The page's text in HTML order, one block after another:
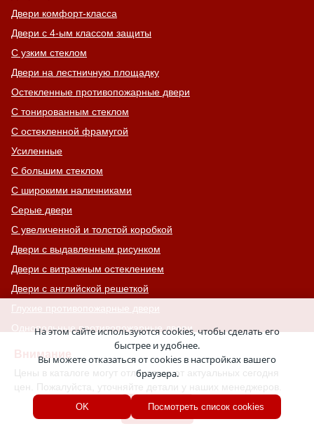
Внимание
Цены в каталоге могут отличаться от актуальных сегодня
цен. Пожалуйста, уточняйте детали у наших менеджеров.
Хорошо
Двери комфорт-класса
Двери с 4-ым классом защиты
С узким стеклом
Двери на лестничную площадку
Остекленные противопожарные двери
С тонированным стеклом
С остекленной фрамугой
Усиленные
С большим стеклом
С широкими наличниками
Серые двери
С увеличенной и толстой коробкой
Двери с выдавленным рисунком
Двери с витражным остеклением
Двери с английской решеткой
Глухие противопожарные двери
Однопольные противопожарные двери
Двери со львом
Двери с окном сверху
Двери для хозяйственных помещений
На этом сайте используются cookies, чтобы сделать его
быстрее и удобнее.
Вы можете отказаться от cookies в настройках вашего
браузера.
OK Посмотреть список cookies